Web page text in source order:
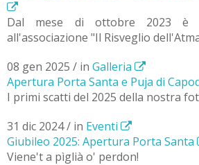
Dal mese di ottobre 2023 è
all'associazione "Il Risveglio
08 gen 2025 / in Galleria
Apertura Porta Santa e Puja di
I primi scatti del 2025 della nostra
31 dic 2024 / in Eventi
Giubileo 2025: Apertura Porta Santa
Viene't a pìglià o' perdon!